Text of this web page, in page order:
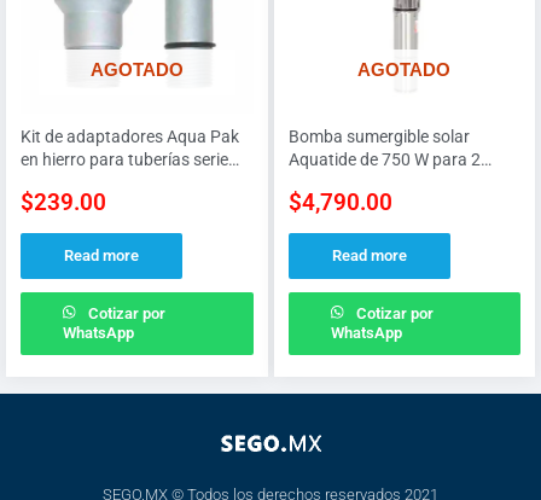
AGOTADO
Kit de adaptadores Aqua Pak
en hierro para tuberías serie
$239.00
Read more
Cotizar por
WhatsApp
AGOTADO
Bomba sumergible solar
Aquatide de 750 W para 2
1/4″
$4,790.00
Read more
Cotizar por
WhatsApp
SEGO.MX © Todos los derechos reservados 2021